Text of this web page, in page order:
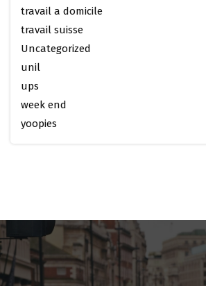
travail a domicile
travail suisse
Uncategorized
unil
ups
week end
yoopies